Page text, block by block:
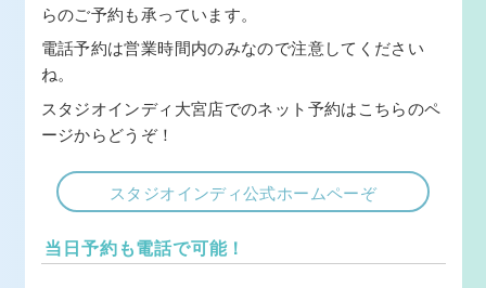
らのご予約も承っています。
電話予約は営業時間内のみなので注意してください
ね。
スタジオインディ大宮店でのネット予約はこちらのペ
ージからどうぞ！
スタジオインディ公式ホームペーぞ
当日予約も電話で可能！